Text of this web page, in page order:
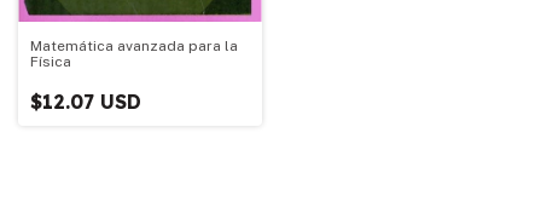
Matemática avanzada para la
Física
$12.07 USD